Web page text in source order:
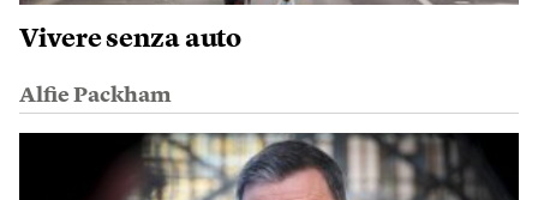
Vivere senza auto
Alfie Packham